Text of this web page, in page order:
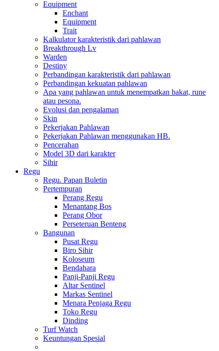
Equipment
Enchant
Equipment
Trait
Kalkulator karakteristik dari pahlawan
Breakthrough Lv
Warden
Destiny
Perbandingan karakteristik dari pahlawan
Perbandingan kekuatan pahlawan
Apa yang pahlawan untuk menempatkan bakat, rune
atau pesona.
Evolusi dan pengalaman
Skin
Pekerjakan Pahlawan
Pekerjakan Pahlawan menggunakan HB.
Pencerahan
Model 3D dari karakter
Sihir
Regu
Regu. Papan Buletin
Pertempuran
Perang Regu
Menantang Bos
Perang Obor
Perseteruan Benteng
Bangunan
Pusat Regu
Biro Sihir
Koloseum
Bendahara
Panji-Panji Regu
Altar Sentinel
Markas Sentinel
Menara Penjaga Regu
Toko Regu
Dinding
Turf Watch
Keuntungan Spesial